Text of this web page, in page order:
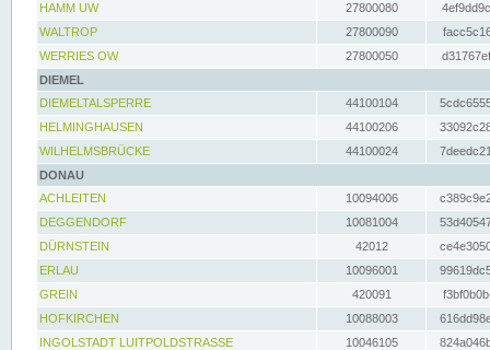
HAMM UW
27800080
WALTROP
27800090
WERRIES OW
27800050
DIEMEL
DIEMELTALSPERRE
44100104
HELMINGHAUSEN
44100206
WILHELMSBRÜCKE
44100024
DONAU
ACHLEITEN
10094006
DEGGENDORF
10081004
DÜRNSTEIN
42012
ERLAU
10096001
GREIN
420091
HOFKIRCHEN
10088003
INGOLSTADT LUITPOLDSTRASSE
10046105